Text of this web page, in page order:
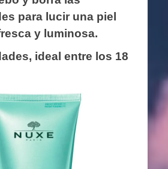
para lucir una piel
y luminosa.
ideal entre los 18